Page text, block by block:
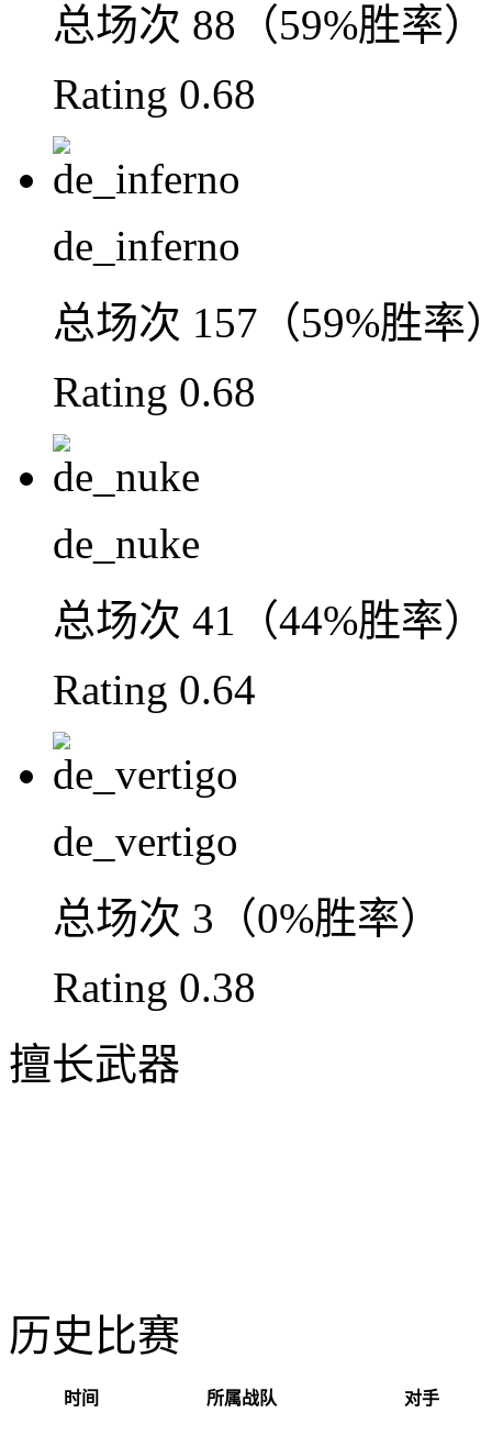
总场次 88（59%胜率）
Rating 0.68
de_inferno
总场次 157（59%胜率
Rating 0.68
de_nuke
总场次 41（44%胜率）
Rating 0.64
de_vertigo
总场次 3（0%胜率）
Rating 0.38
擅长武器
历史比赛
时间 所属战队 对手